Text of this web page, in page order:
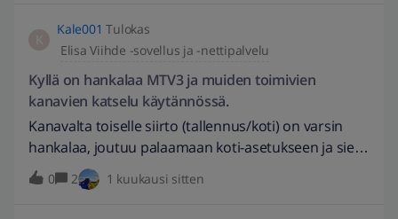
tallenteidenkin kautta, eikö vain?Olen poistanut
sovelluksen töllöstä ja asentanut uudelleen.
neuvoksi..?
kirottua! EDIT: 25.6.2026 // tarkennettu otsikkoa. -
eepuska
Kale001 Tulokas
Elisa Viihde -sovellus ja -nettipalvelu
Kyllä on hankalaa MTV3 ja muiden toimivien
kanavien katselu käytännössä.
Kanavalta toiselle siirto (tallennus/koti) on varsin
hankalaa, joutuu palaamaan koti-asetukseen ja siellä
valkkamaan kanavan ja kun haluaa palata
tallennuksen kanavaan jota katsoi joutuu kelaamaan
0 2 1 kuukausi sitten